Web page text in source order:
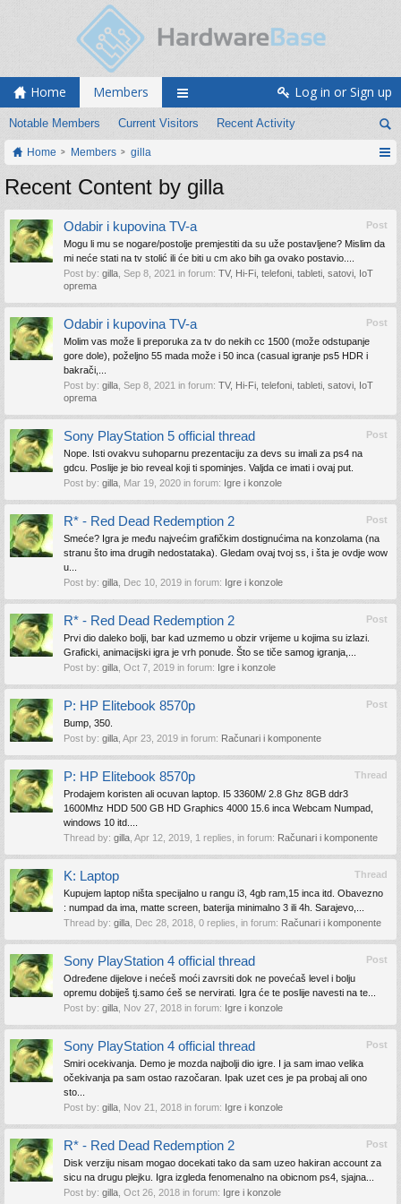
Home Members
Notable Members Current Visitors Recent Activity
Log in or Sign up
Home Members gilla
Recent Content by gilla
Post
Odabir i kupovina TV-a
Mogu li mu se nogare/postolje premjestiti da su uže postavljene? Mislim da
mi neće stati na tv stolić ili će biti u cm ako bih ga ovako postavio....
Post by: gilla Sep 8, 2021 in forum: TV, Hi-Fi, telefoni, tableti, satovi, IoT
oprema
Post
Odabir i kupovina TV-a
Molim vas može li preporuka za tv do nekih cc 1500 (može odstupanje
gore dole), poželjno 55 mada može i 50 inca (casual igranje ps5 HDR i
bakrači,...
Post by: gilla Sep 8, 2021 in forum: TV, Hi-Fi, telefoni, tableti, satovi, IoT
oprema
Post
Sony PlayStation 5 official thread
Nope. Isti ovakvu suhoparnu prezentaciju za devs su imali za ps4 na
gdcu. Poslije je bio reveal koji ti spominjes. Valjda ce imati i ovaj put.
Post by: gilla Mar 19, 2020 in forum: Igre i konzole
Post
R* - Red Dead Redemption 2
Smeće? Igra je među najvećim grafičkim dostignućima na konzolama (na
stranu što ima drugih nedostataka). Gledam ovaj tvoj ss, i šta je ovdje wow
u...
Post by: gilla Dec 10, 2019 in forum: Igre i konzole
Post
R* - Red Dead Redemption 2
Prvi dio daleko bolji, bar kad uzmemo u obzir vrijeme u kojima su izlazi.
Graficki, animacijski igra je vrh ponude. Što se tiče samog igranja,...
Post by: gilla Oct 7, 2019 in forum: Igre i konzole
Post
P: HP Elitebook 8570p
Bump, 350.
Post by: gilla Apr 23, 2019 in forum: Računari i komponente
Thread
P: HP Elitebook 8570p
Prodajem koristen ali ocuvan laptop. I5 3360M/ 2.8 Ghz 8GB ddr3
1600Mhz HDD 500 GB HD Graphics 4000 15.6 inca Webcam Numpad,
windows 10 itd....
Thread by: gilla Apr 12, 2019 , 1 replies, in forum: Računari i komponente
Thread
K: Laptop
Kupujem laptop ništa specijalno u rangu i3, 4gb ram,15 inca itd. Obavezno
: numpad da ima, matte screen, baterija minimalno 3 ili 4h. Sarajevo,...
Thread by: gilla Dec 28, 2018 , 0 replies, in forum: Računari i komponente
Post
Sony PlayStation 4 official thread
Određene dijelove i nećeš moći zavrsiti dok ne povećaš level i bolju
opremu dobiješ tj.samo ćeš se nervirati. Igra će te poslije navesti na te...
Post by: gilla Nov 27, 2018 in forum: Igre i konzole
Post
Sony PlayStation 4 official thread
Smiri ocekivanja. Demo je mozda najbolji dio igre. I ja sam imao velika
očekivanja pa sam ostao razočaran. Ipak uzet ces je pa probaj ali ono
sto...
Post by: gilla Nov 21, 2018 in forum: Igre i konzole
Post
R* - Red Dead Redemption 2
Disk verziju nisam mogao docekati tako da sam uzeo hakiran account za
sicu na drugu plejku. Igra izgleda fenomenalno na obicnom ps4, sjajna...
Post by: gilla Oct 26, 2018 in forum: Igre i konzole